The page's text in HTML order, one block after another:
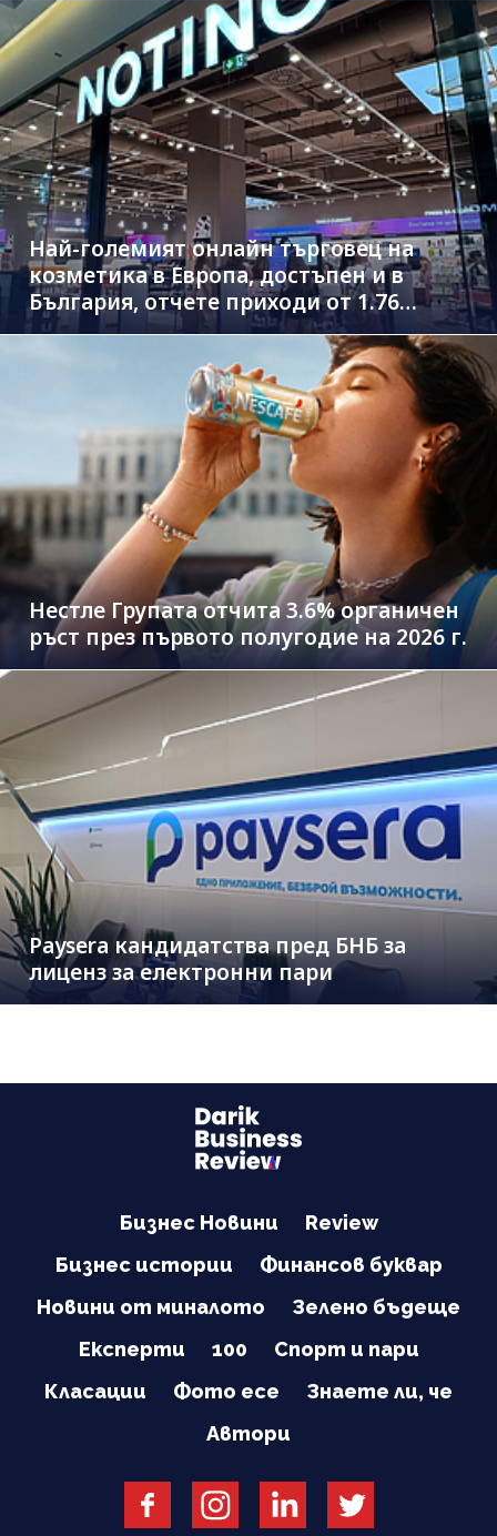
Най-големият онлайн търговец на
козметика в Европа, достъпен и в
България, отчете приходи от 1.76
млрд. евро
Нестле Групата отчита 3.6% органичен
ръст през първото полугодие на 2026 г.
Paysera кандидатства пред БНБ за
лиценз за електронни пари
Бизнес Новини
Review
Бизнес истории
Финансов буквар
Новини от миналото
Зелено бъдеще
Експерти
100
Спорт и пари
Класации
Фото есе
Знаете ли, че
Автори